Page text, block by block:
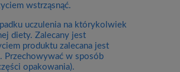
wstrząsnąć.
uczulenia na którykolwiek
diety. Zalecany jest
produktu zalecana jest
Przechowywać w sposób
opakowania).